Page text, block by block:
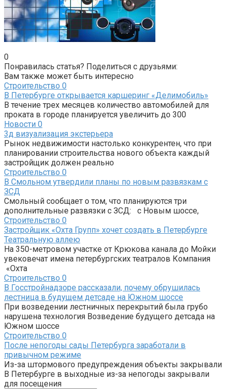
0
Понравилась статья? Поделиться с друзьями:
Вам также может быть интересно
Строительство 0
В Петербурге открывается каршеринг «Делимобиль»
В течение трех месяцев количество автомобилей для
проката в городе планируется увеличить до 300
Новости 0
3д визуализация экстерьера
Рынок недвижимости настолько конкурентен, что при
планировании строительства нового объекта каждый
застройщик должен реально
Строительство 0
В Смольном утвердили планы по новым развязкам с
ЗСД
Смольный сообщает о том, что планируются три
дополнительные развязки с ЗСД: с Новым шоссе,
Строительство 0
Застройщик «Охта Групп» хочет создать в Петербурге
Театральную аллею
На 350-метровом участке от Крюкова канала до Мойки
увековечат имена петербургских театралов Компания
«Охта
Строительство 0
В Госстройнадзоре рассказали, почему обрушилась
лестница в будущем детсаде на Южном шоссе
При возведении лестничных перекрытий была грубо
нарушена технология Возведение будущего детсада на
Южном шоссе
Строительство 0
После непогоды сады Петербурга заработали в
привычном режиме
Из-за штормового предупреждения объекты закрывали
В Петербурге в выходные из-за непогоды закрывали
для посещения